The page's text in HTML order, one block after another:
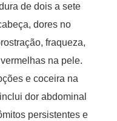
de dois a sete
dores no
fraqueza,
na pele.
e coceira na
dor abdominal
persistentes e